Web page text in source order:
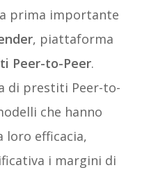
prima importante
, piattaforma
Peer-to-Peer.
di prestiti Peer-to-
che hanno
loro efficacia,
i margini di